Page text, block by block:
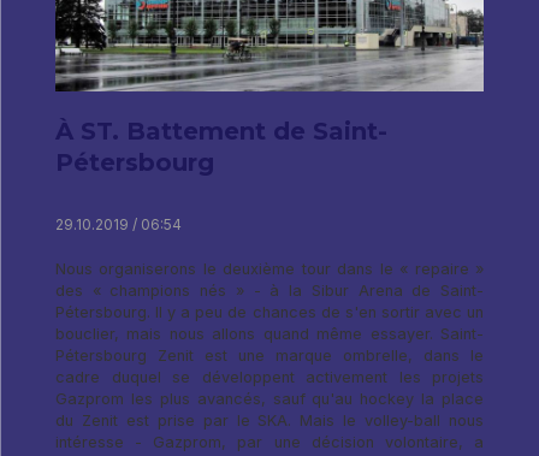
À ST. Battement de Saint-
Pétersbourg
29.10.2019 / 06:54
Nous organiserons le deuxième tour dans le « repaire »
des « champions nés » - à la Sibur Arena de Saint-
Pétersbourg. Il y a peu de chances de s'en sortir avec un
bouclier, mais nous allons quand même essayer. Saint-
Pétersbourg Zenit est une marque ombrelle, dans le
cadre duquel se développent activement les projets
Gazprom les plus avancés, sauf qu'au hockey la place
du Zenit est prise par le SKA. Mais le volley-ball nous
intéresse - Gazprom, par une décision volontaire, a